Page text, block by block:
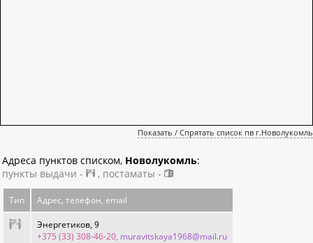
Показать / Спрятать список пв г.Новолукомль
Адреса пунктов списком, Новолукомль:
пункты выдачи -
, постаматы -
Тип Адрес, телефон, email
Энергетиков, 9
+375 (33) 308-46-20, muravitskaya1968@mail.ru